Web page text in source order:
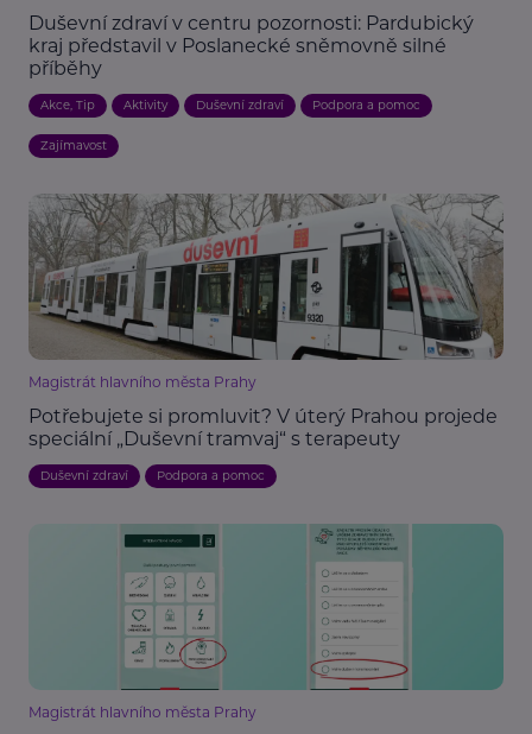
Duševní zdraví v centru pozornosti: Pardubický
kraj představil v Poslanecké sněmovně silné
příběhy
Akce, Tip Aktivity Duševní zdraví Podpora a pomoc
Zajímavost
Magistrát hlavního města Prahy
Potřebujete si promluvit? V úterý Prahou projede
speciální „Duševní tramvaj“ s terapeuty
Duševní zdraví Podpora a pomoc
Magistrát hlavního města Prahy